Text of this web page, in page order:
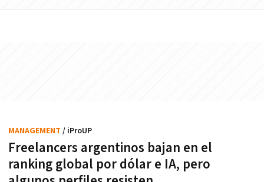
Freelancers argentinos bajan en el
ranking global por dólar e IA, pero
MANAGEMENT / iProUP